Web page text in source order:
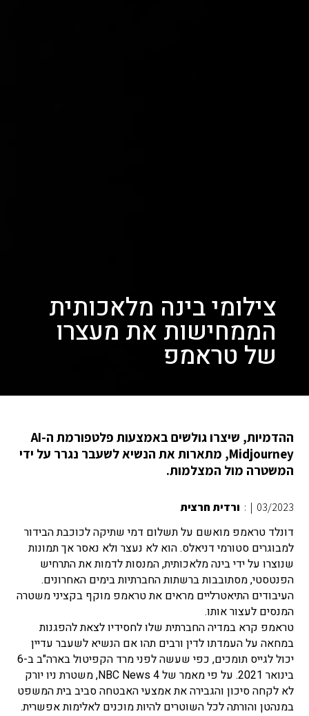
צילומי בינה מלאכותית
הממחישות את מעצרו
של טראמפ
ההדמיות, שיצרו גולשים באמצעות פלטפורמת ה-AI
Midjourney, מתארות את הנשיא לשעבר נגרר על ידי
המשטרה מול המצלמות.
03/2023
|
: ורדית חרצית
דונלד טראמפ מואשם על תשלום דמי שתיקה לכוכבת הבידור
למבוגרים סטורמי דניאלס. הוא לא נעצר ולא נאסר אך תמונות
שנוצרו על ידי בינה מלאכותית, המנסות לדמות את התרחיש
הפנטסטי, מסתובבות ברשתות החברתיות בימים האחרונים.
העיבודים התיאטרליים מראים את טראמפ מוקף בקציני משטרה
המנסים לעצור אותו.
טראמפ קרא במדיה החברתית שלו לחסידיו לצאת להפגנות
במחאה על העמדתו לדין ורבים תהו אם הנשיא לשעבר עדיין
יכול לגייס תומכים, כפי שעשה לפני מרד הקפיטול בארה"ב ב-6
בינואר 2021. על פי מאמר של NBC News 4, משטרת ניו יורק
לא לקחה סיכון והגבירה את אמצעי האבטחה סביב בית המשפט
במנהטן והורתה לכל השוטרים להיות מוכנים לאלימות אפשרית.